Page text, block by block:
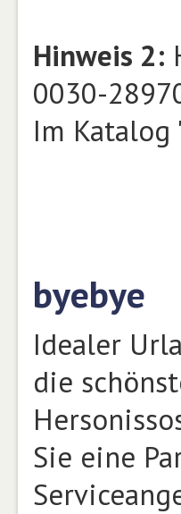
Hinweis 2:
0030-
Im Katalog
byebye
Idealer
die
Sie eine